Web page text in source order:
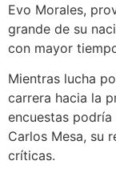
Evo Morales,
grande de su
con mayor
Mientras lucha
carrera hacia la
encuestas
Carlos Mesa, su
críticas.